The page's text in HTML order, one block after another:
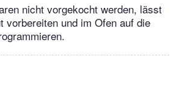
nicht vorgekocht werden, lässt
vorbereiten und im Ofen auf die